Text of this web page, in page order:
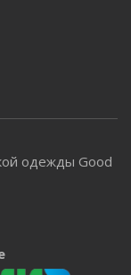
одежды Good